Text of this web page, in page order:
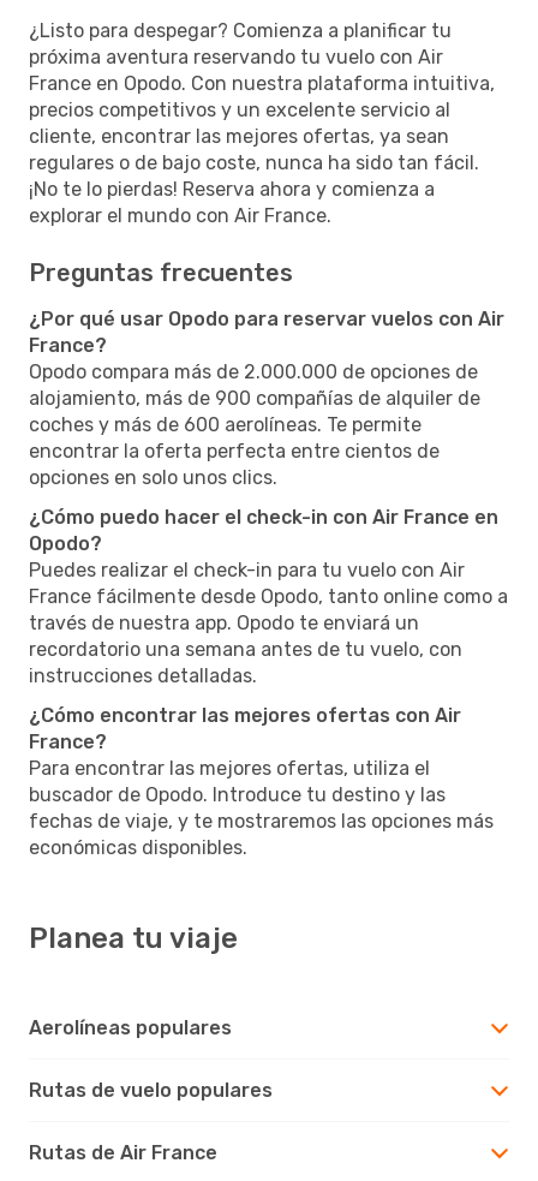
¿Listo para despegar? Comienza a planificar tu
próxima aventura reservando tu vuelo con Air
France en Opodo. Con nuestra plataforma intuitiva,
precios competitivos y un excelente servicio al
cliente, encontrar las mejores ofertas, ya sean
regulares o de bajo coste, nunca ha sido tan fácil.
¡No te lo pierdas! Reserva ahora y comienza a
explorar el mundo con Air France.
Preguntas frecuentes
¿Por qué usar Opodo para reservar vuelos con Air
France?
Opodo compara más de 2.000.000 de opciones de
alojamiento, más de 900 compañías de alquiler de
coches y más de 600 aerolíneas. Te permite
encontrar la oferta perfecta entre cientos de
opciones en solo unos clics.
¿Cómo puedo hacer el check-in con Air France en
Opodo?
Puedes realizar el check-in para tu vuelo con Air
France fácilmente desde Opodo, tanto online como a
través de nuestra app. Opodo te enviará un
recordatorio una semana antes de tu vuelo, con
instrucciones detalladas.
¿Cómo encontrar las mejores ofertas con Air
France?
Para encontrar las mejores ofertas, utiliza el
buscador de Opodo. Introduce tu destino y las
fechas de viaje, y te mostraremos las opciones más
económicas disponibles.
Planea tu viaje
Aerolíneas populares
Rutas de vuelo populares
Rutas de Air France